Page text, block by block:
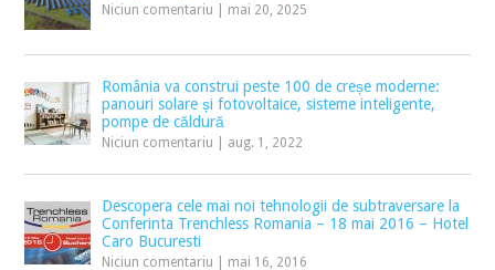
Niciun comentariu mai 20, 2025
România va construi peste 100 de creșe moderne:
panouri solare și fotovoltaice, sisteme inteligente,
pompe de căldură
Niciun comentariu aug. 1, 2022
Descopera cele mai noi tehnologii de subtraversare la
Conferinta Trenchless Romania – 18 mai 2016 – Hotel
Caro Bucuresti
Niciun comentariu mai 16, 2016